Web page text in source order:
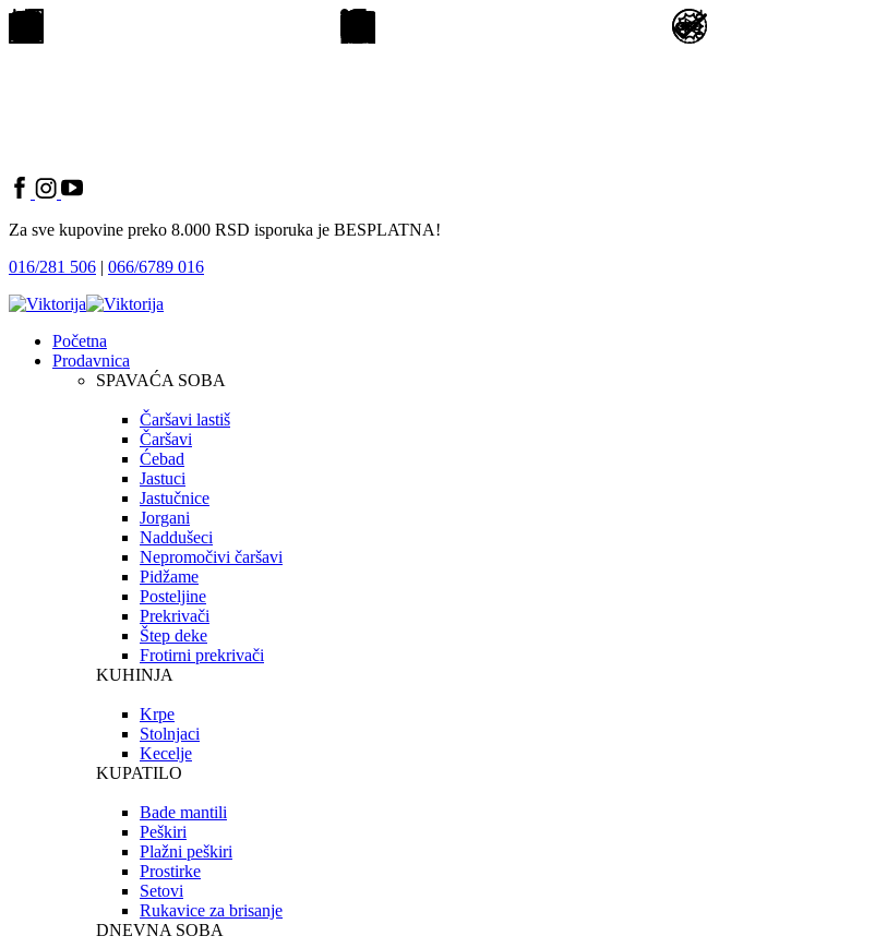
Za sve kupovine preko 8.000 RSD isporuka je BESPLATNA!
016/281 506 | 066/6789 016
Početna
Prodavnica
SPAVAĆA SOBA
Čaršavi lastiš
Čaršavi
Ćebad
Jastuci
Jastučnice
Jorgani
Naddušeci
Nepromočivi čaršavi
Pidžame
Posteljine
Prekrivači
Štep deke
Frotirni prekrivači
KUHINJA
Krpe
Stolnjaci
Kecelje
KUPATILO
Bade mantili
Peškiri
Plažni peškiri
Prostirke
Setovi
Rukavice za brisanje
DNEVNA SOBA